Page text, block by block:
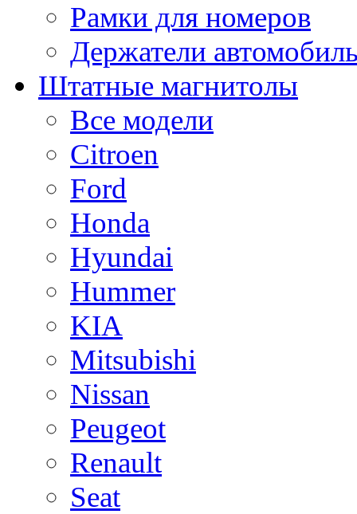
Рамки для номеров
Держатели
Штатные магнитолы
Все модели
Citroen
Ford
Honda
Hyundai
Hummer
KIA
Mitsubishi
Nissan
Peugeot
Renault
Seat